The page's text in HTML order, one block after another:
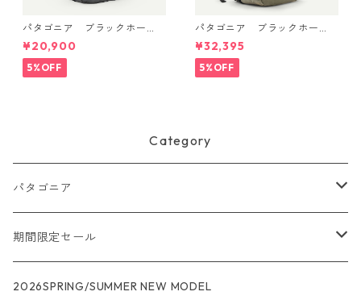
パタゴニア ブラックホー
ル・マイクロ・MLC 22L (カ
ラー Noble Grey) Patagonia
Black Hole® Micro MLC® Bac
kpack 22L 日本正規品 製品
¥20,900
5%OFF
パタゴニア ブラックホー
ル・MLC 45L Weathered Sto
ne 49307 日本正規品
¥32,395
5%OFF
Category
パタゴニア
メンズ
R1
ウィメンズ
期間限定セール
★★★
2026SPRING/SUMMER NEW MODEL